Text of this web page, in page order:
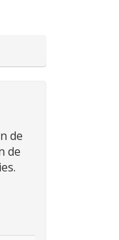
de
de